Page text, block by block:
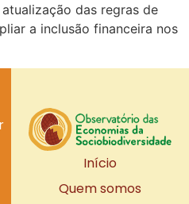
das regras de
a inclusão financeira nos
Início
Quem somos